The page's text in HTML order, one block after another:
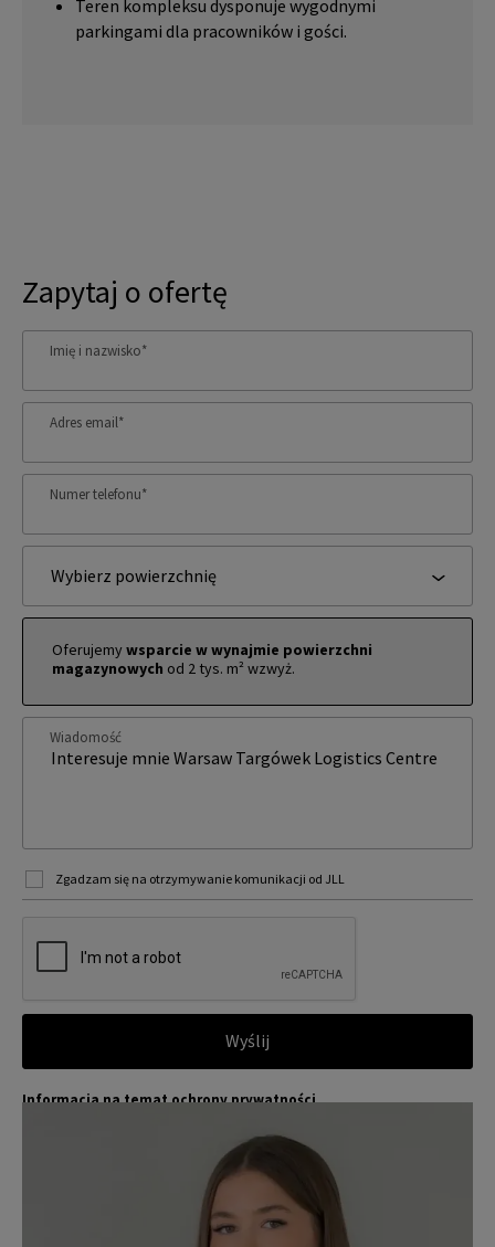
Teren kompleksu dysponuje wygodnymi
parkingami dla pracowników i gości.
Zapytaj o ofertę
Imię i nazwisko*
Adres email*
Numer telefonu*
Wybierz powierzchnię
Oferujemywsparcie w wynajmie powierzchni
magazynowych od 2 tys. m² wzwyż.
Wiadomość
Zgadzam się na otrzymywanie komunikacji od JLL
Wyślij
Informacja na temat ochrony prywatności
iązanymi jest wiodącym globalnym dostawcą usług w zakresie zar
ządzania nieruchomościami i inwestycjami. Poważnie traktujemy
obowiązek ochrony przekazywanych nam danych osobowych.
Dane osobowe, które zbieramy od użytkowników, służą do zapew
nienia im dostępu do portalu magazyny.pl, umożliwienia im korzy
stania z portalu, a także, za ich zgodą, do wysyłania im komunika